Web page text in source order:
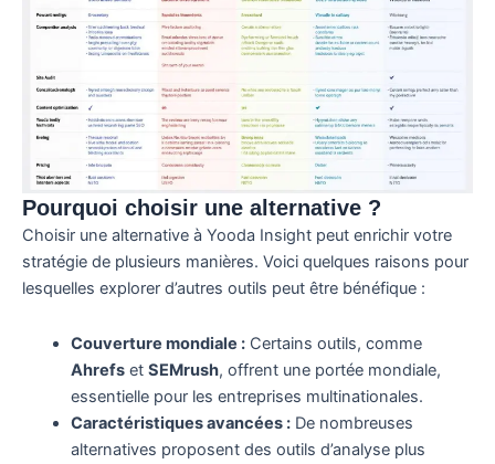
Pourquoi choisir une alternative ?
Choisir une alternative à Yooda Insight peut enrichir votre
stratégie de plusieurs manières. Voici quelques raisons pour
lesquelles explorer d’autres outils peut être bénéfique :
Couverture mondiale :Certains outils, comme
Ahrefset SEMrush, offrent une portée mondiale,
essentielle pour les entreprises multinationales.
Caractéristiques avancées :De nombreuses
alternatives proposent des outils d’analyse plus